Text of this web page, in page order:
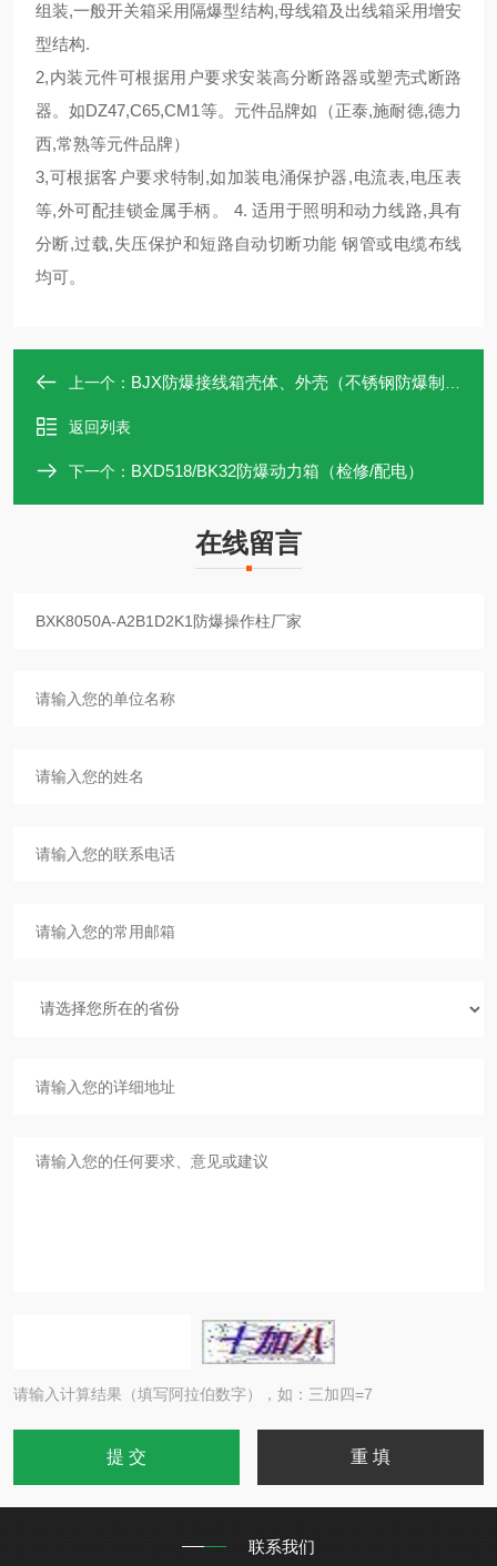
组装,一般开关箱采用隔爆型结构,母线箱及出线箱采用增安
型结构.
2,内装元件可根据用户要求安装高分断路器或塑壳式断路
器。如DZ47,C65,CM1等。元件品牌如（正泰,施耐德,德力
西,常熟等元件品牌）
3,可根据客户要求特制,如加装电涌保护器,电流表,电压表
等,外可配挂锁金属手柄。 4. 适用于照明和动力线路,具有
分断,过载,失压保护和短路自动切断功能 钢管或电缆布线
均可。
上一个： BJX防爆接线箱壳体、外壳（不锈钢防爆制品）
返回列表
下一个： BXD518/BK32防爆动力箱（检修/配电）
在线留言
请输入计算结果（填写阿拉伯数字），如：三加四=7
联系我们